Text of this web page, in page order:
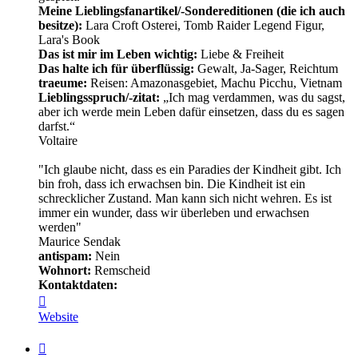
Meine Lieblingsfanartikel/-Sondereditionen (die ich auch
besitze): Lara Croft Osterei, Tomb Raider Legend Figur,
Lara's Book
Das ist mir im Leben wichtig: Liebe & Freiheit
Das halte ich für überflüssig: Gewalt, Ja-Sager, Reichtum
traeume: Reisen: Amazonasgebiet, Machu Picchu, Vietnam
Lieblingsspruch/-zitat: „Ich mag verdammen, was du sagst,
aber ich werde mein Leben dafür einsetzen, dass du es sagen
darfst.“
Voltaire
"Ich glaube nicht, dass es ein Paradies der Kindheit gibt. Ich
bin froh, dass ich erwachsen bin. Die Kindheit ist ein
schrecklicher Zustand. Man kann sich nicht wehren. Es ist
immer ein wunder, dass wir überleben und erwachsen
werden"
Maurice Sendak
antispam: Nein
Wohnort: Remscheid
Kontaktdaten:
von
Minerva
Website